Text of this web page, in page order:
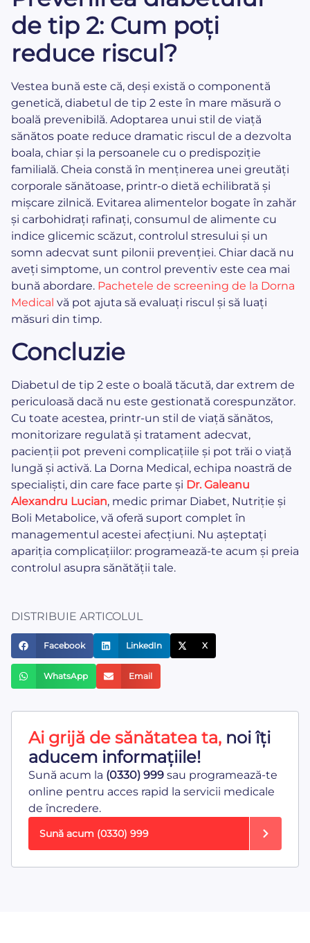
de tip 2: Cum poți
reduce riscul?
Vestea bună este că, deși există o componentă
genetică, diabetul de tip 2 este în mare măsură o
boală prevenibilă. Adoptarea unui stil de viață
sănătos poate reduce dramatic riscul de a dezvolta
boala, chiar și la persoanele cu o predispoziție
familială. Cheia constă în menținerea unei greutăți
corporale sănătoase, printr-o dietă echilibrată și
mișcare zilnică. Evitarea alimentelor bogate în zahăr
și carbohidrați rafinați, consumul de alimente cu
indice glicemic scăzut, controlul stresului și un
somn adecvat sunt pilonii prevenției. Chiar dacă nu
aveți simptome, un control preventiv este cea mai
bună abordare. Pachetele de screening de la Dorna
Medical vă pot ajuta să evaluați riscul și să luați
măsuri din timp.
Concluzie
Diabetul de tip 2 este o boală tăcută, dar extrem de
periculoasă dacă nu este gestionată corespunzător.
Cu toate acestea, printr-un stil de viață sănătos,
monitorizare regulată și tratament adecvat,
pacienții pot preveni complicațiile și pot trăi o viață
lungă și activă. La Dorna Medical, echipa noastră de
specialiști, din care face parte și Dr. Galeanu
Alexandru Lucian, medic primar Diabet, Nutriție și
Boli Metabolice, vă oferă suport complet în
managementul acestei afecțiuni. Nu așteptați
apariția complicațiilor: programează-te acum și preia
controlul asupra sănătății tale.
DISTRIBUIE ARTICOLUL
Facebook LinkedIn X
WhatsApp Email
Ai grijă de sănătatea ta, noi îți
aducem informațiile!
Sună acum la (0330) 999 sau programează-te
online pentru acces rapid la servicii medicale
de încredere.
Sună acum (0330) 999